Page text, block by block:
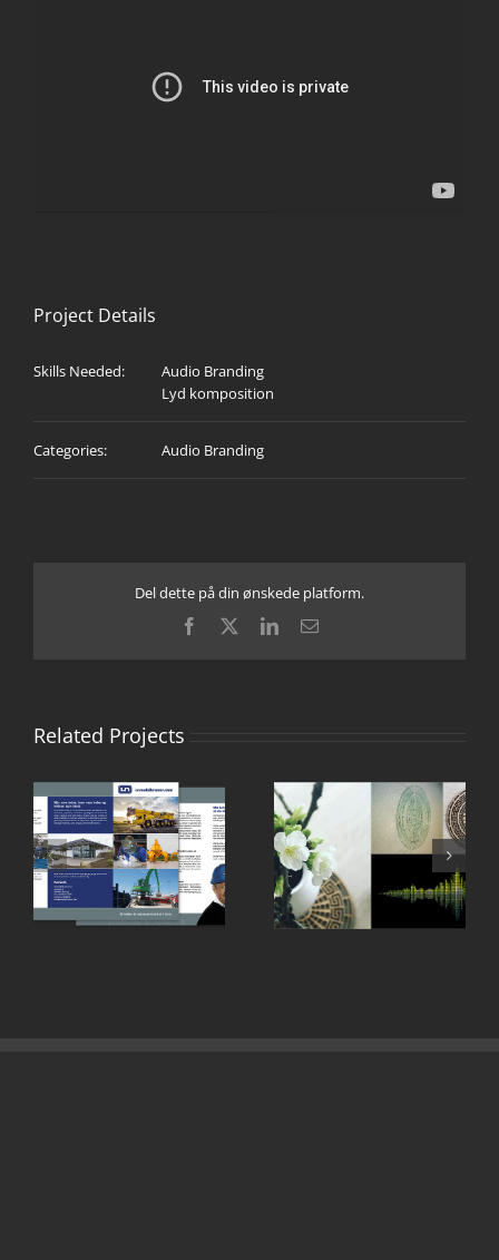
Project Details
Skills Needed:
Audio Branding
Lyd komposition
Categories: Audio Branding
Del dette på din ønskede platform.
Facebook LinkedInEmail
Related Projects